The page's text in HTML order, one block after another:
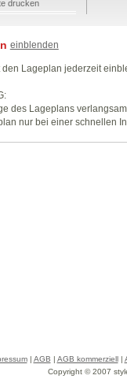
drucken
einblenden
den Lageplan jederzeit
des Lageplans
nur bei einer schnellen
| AGB | AGB kommerziell|
Copyright © 2007